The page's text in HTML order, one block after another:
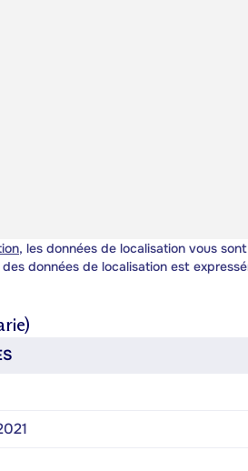
, les données de localisation vous
données de localisation est